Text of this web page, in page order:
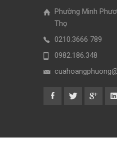
Phường Minh
Thọ
0210.3666 789
0982.186.348